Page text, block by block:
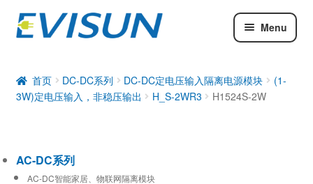
Menu
DC-DC系列
工业通信模块
首页 DC-DC系列 DC-DC定电压输入隔离电源模块
(1-
3W)定电压输入，非稳压输出
H_S-2WR3 H1524S-2W
AC-DC系列
AC-DC智能家居、物联网隔离模块